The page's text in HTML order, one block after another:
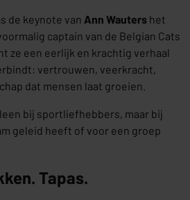
de keynote van Ann Wauters het
captain van de Belgian Cats
ze een eerlijk en krachtig verhaal
vertrouwen, veerkracht,
dat mensen laat groeien.
bij sportliefhebbers, maar bij
geleid heeft of voor een groep
Tapas.